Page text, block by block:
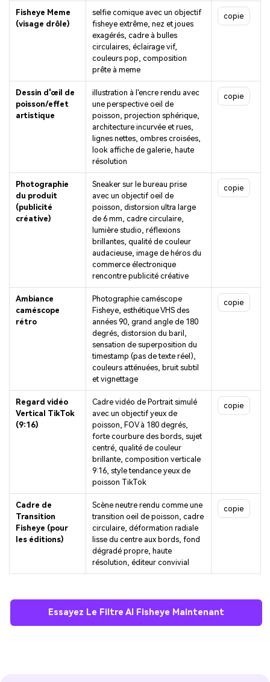
Fisheye Meme
(visage drôle)
selfie comique avec un objectif
fisheye extrême, nez et joues
exagérés, cadre à bulles
circulaires, éclairage vif,
couleurs pop, composition
prête à meme
copie
Dessin d'œil de
poisson/effet
artistique
illustration à l'encre rendu avec
une perspective oeil de
poisson, projection sphérique,
architecture incurvée et rues,
lignes nettes, ombres croisées,
look affiche de galerie, haute
résolution
copie
Photographie
du produit
(publicité
créative)
Sneaker sur le bureau prise
avec un objectif oeil de
poisson, distorsion ultra large
de 6 mm, cadre circulaire,
lumière studio, réflexions
brillantes, qualité de couleur
audacieuse, image de héros du
commerce électronique
rencontre publicité créative
copie
Ambiance
caméscope
rétro
Photographie caméscope
Fisheye, esthétique VHS des
années 90, grand angle de 180
degrés, distorsion du baril,
sensation de superposition du
timestamp (pas de texte réel),
couleurs atténuées, bruit subtil
et vignettage
copie
Regard vidéo
Vertical TikTok
(9:16)
Cadre vidéo de Portrait simulé
avec un objectif yeux de
poisson, FOV à 180 degrés,
forte courbure des bords, sujet
centré, qualité de couleur
brillante, composition verticale
9:16, style tendance yeux de
poisson TikTok
copie
Cadre de
Transition
Fisheye (pour
les éditions)
Scène neutre rendu comme une
transition oeil de poisson, cadre
circulaire, déformation radiale
lisse du centre aux bords, fond
dégradé propre, haute
résolution, éditeur convivial
copie
Essayez Le Filtre AI Fisheye Maintenant